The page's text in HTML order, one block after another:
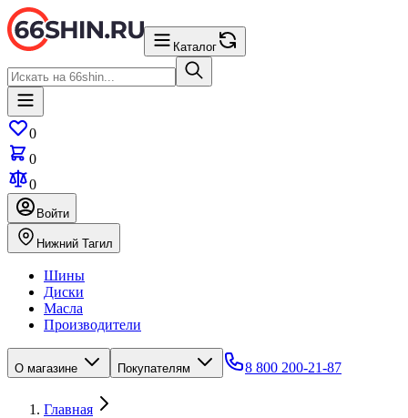
Каталог
0
0
0
Войти
Нижний Тагил
Шины
Диски
Масла
Производители
О магазине Покупателям 8 800 200-21-87
Главная